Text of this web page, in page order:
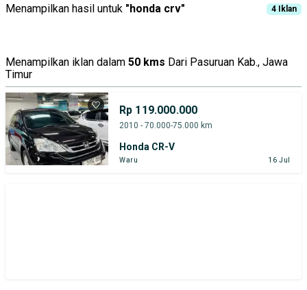
Menampilkan hasil untuk "honda crv" 4 Iklan
Menampilkan iklan dalam 50 kms Dari Pasuruan Kab., Jawa
Timur
Rp 119.000.000
2010 - 70.000-75.000 km
Honda CR-V
Waru 16 Jul